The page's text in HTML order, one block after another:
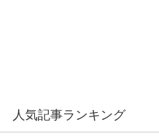
人気記事ランキング